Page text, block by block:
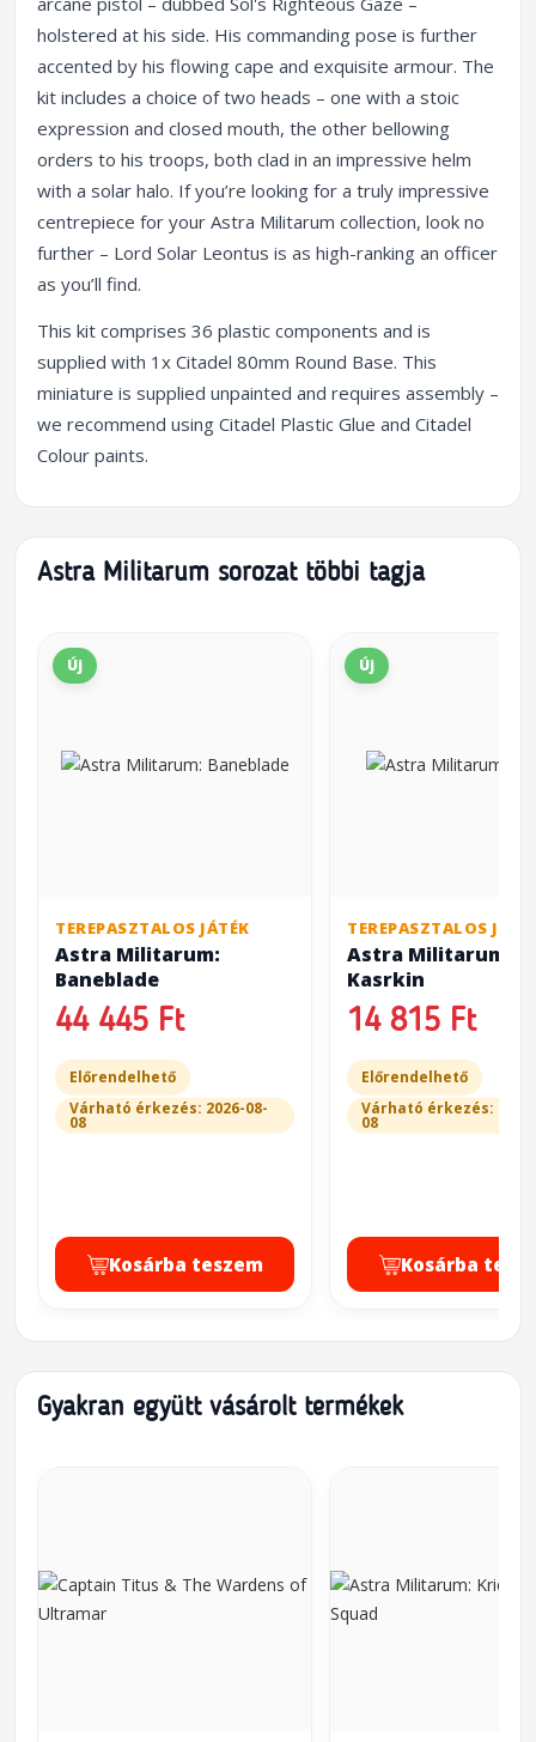
holstered at his side. His commanding pose is further
accented by his flowing cape and exquisite armour. The
kit includes a choice of two heads – one with a stoic
expression and closed mouth, the other bellowing
orders to his troops, both clad in an impressive helm
with a solar halo. If you’re looking for a truly impressive
centrepiece for your Astra Militarum collection, look no
further – Lord Solar Leontus is as high-ranking an officer
as you’ll find.
This kit comprises 36 plastic components and is
supplied with 1x Citadel 80mm Round Base. This
miniature is supplied unpainted and requires assembly –
we recommend using Citadel Plastic Glue and Citadel
Colour paints.
Astra Militarum sorozat többi tagja
Új
TEREPASZTALOS JÁTÉK
Astra Militarum:
Baneblade
44 445 Ft
Előrendelhető
Várható érkezés: 2026-08-
08
Kosárba teszem
Új
TEREPASZTALOS
Astra Militarum:
Kasrkin
14 815 Ft
Előrendelhető
Várható érkezés:
08
Kosárba
Gyakran együtt vásárolt termékek